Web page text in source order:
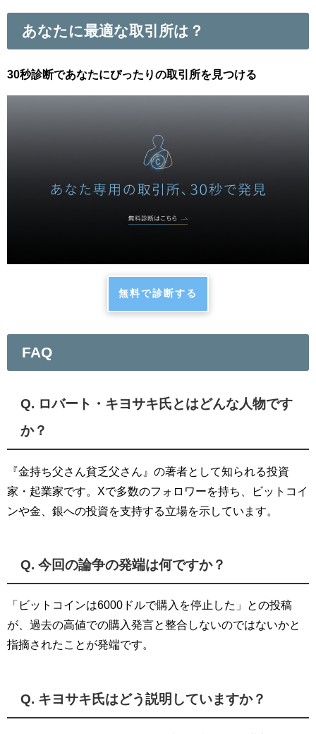
あなたに最適な取引所は？
30秒診断であなたにぴったりの取引所を見つける
無料で診断する
FAQ
Q. ロバート・キヨサキ氏とはどんな人物です
か？
『金持ち父さん貧乏父さん』の著者として知られる投資
家・起業家です。Xで多数のフォロワーを持ち、ビットコイ
ンや金、銀への投資を支持する立場を示しています。
Q. 今回の論争の発端は何ですか？
「ビットコインは6000ドルで購入を停止した」との投稿
が、過去の高値での購入発言と整合しないのではないかと
指摘されたことが発端です。
Q. キヨサキ氏はどう説明していますか？